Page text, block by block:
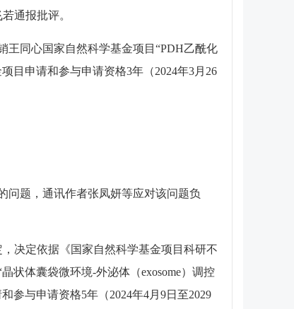
通报批评。
同心国家自然科学基金项目“PDH乙酰化
目申请和参与申请资格3年（2024年3月26
题，通讯作者张凤妍等应对该问题负
决定依据《国家自然科学基金项目科研不
状体囊袋微环境-外泌体（exosome）调控
参与申请资格5年（2024年4月9日至2029